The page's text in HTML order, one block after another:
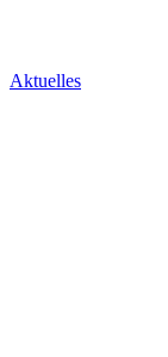
Aktuelles